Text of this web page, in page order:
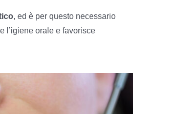
, ed è per questo necessario
l’igiene orale e favorisce